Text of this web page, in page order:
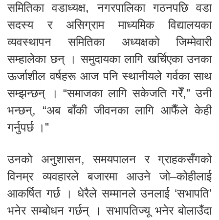
समितिका वडाध्यक्ष, नगरपालिका गठनपछि वडा
सदस्य र असिग्राम माध्यमिक विद्यालयका
व्यवस्थापन समितिका अध्यक्षको जिम्मेवारी
सम्हालेका छन् । समुदायका लागि खर्चिएका उनका
ऊर्जाशील वर्षहरू आज पनि स्थानीयले गर्वका साथ
सम्झन्छन् । “समाजका लागि सकेजति गरेँ,” उनी
भन्छन्, “अब बाँकी जीवनका लागि आफैँले केही
गर्नुपर्छ ।”
उनको अनुशासन, समयपालन र ग्राहकसँगको
विनम्र व्यवहारले बजारमा आउने जो–कोहीलाई
आकर्षित गर्छ । धेरैले सम्मानले उनलाई ‘सभापति’
भनेर सम्बोधन गर्छन् । सभापतिज्यू भनेर बोलाउँदा